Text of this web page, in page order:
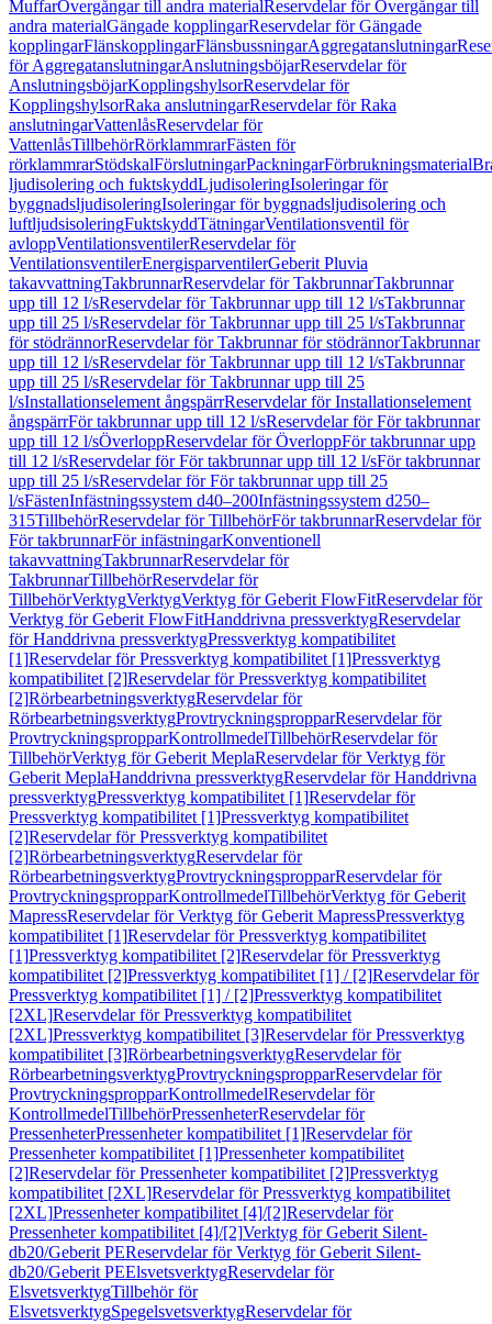
MuffarÖvergångar till andra materialReservdelar för Övergångar till
andra materialGängade kopplingarReservdelar för Gängade
kopplingarFlänskopplingarFlänsbussningarAggregatanslutningar
för AggregatanslutningarAnslutningsböjarReservdelar för
AnslutningsböjarKopplingshylsorReservdelar för
KopplingshylsorRaka anslutningarReservdelar för Raka
anslutningarVattenlåsReservdelar för
VattenlåsTillbehörRörklammrarFästen för
rörklammrarStödskalFörslutningarPackningarFörbrukningsmaterial
ljudisolering och fuktskyddLjudisoleringIsoleringar för
byggnadsljudisoleringIsoleringar för byggnadsljudisolering och
luftljudsisoleringFuktskyddTätningarVentilationsventil för
avloppVentilationsventilerReservdelar för
VentilationsventilerEnergisparventilerGeberit Pluvia
takavvattningTakbrunnarReservdelar för TakbrunnarTakbrunnar
upp till 12 l/sReservdelar för Takbrunnar upp till 12 l/sTakbrunnar
upp till 25 l/sReservdelar för Takbrunnar upp till 25 l/sTakbrunnar
för stödrännorReservdelar för Takbrunnar för stödrännorTakbrunnar
upp till 12 l/sReservdelar för Takbrunnar upp till 12 l/sTakbrunnar
upp till 25 l/sReservdelar för Takbrunnar upp till 25
l/sInstallationselement ångspärrReservdelar för Installationselement
ångspärrFör takbrunnar upp till 12 l/sReservdelar för För takbrunnar
upp till 12 l/sÖverloppReservdelar för ÖverloppFör takbrunnar upp
till 12 l/sReservdelar för För takbrunnar upp till 12 l/sFör takbrunnar
upp till 25 l/sReservdelar för För takbrunnar upp till 25
l/sFästenInfästningssystem d40–200Infästningssystem d250–
315TillbehörReservdelar för TillbehörFör takbrunnarReservdelar för
För takbrunnarFör infästningarKonventionell
takavvattningTakbrunnarReservdelar för
TakbrunnarTillbehörReservdelar för
TillbehörVerktygVerktygVerktyg för Geberit FlowFitReservdelar för
Verktyg för Geberit FlowFitHanddrivna pressverktygReservdelar
för Handdrivna pressverktygPressverktyg kompatibilitet
[1]Reservdelar för Pressverktyg kompatibilitet [1]Pressverktyg
kompatibilitet [2]Reservdelar för Pressverktyg kompatibilitet
[2]RörbearbetningsverktygReservdelar för
RörbearbetningsverktygProvtryckningspropparReservdelar för
ProvtryckningspropparKontrollmedelTillbehörReservdelar för
TillbehörVerktyg för Geberit MeplaReservdelar för Verktyg för
Geberit MeplaHanddrivna pressverktygReservdelar för Handdrivna
pressverktygPressverktyg kompatibilitet [1]Reservdelar för
Pressverktyg kompatibilitet [1]Pressverktyg kompatibilitet
[2]Reservdelar för Pressverktyg kompatibilitet
[2]RörbearbetningsverktygReservdelar för
RörbearbetningsverktygProvtryckningspropparReservdelar för
ProvtryckningspropparKontrollmedelTillbehörVerktyg för Geberit
MapressReservdelar för Verktyg för Geberit MapressPressverktyg
kompatibilitet [1]Reservdelar för Pressverktyg kompatibilitet
[1]Pressverktyg kompatibilitet [2]Reservdelar för Pressverktyg
kompatibilitet [2]Pressverktyg kompatibilitet [1] / [2]Reservdelar för
Pressverktyg kompatibilitet [1] / [2]Pressverktyg kompatibilitet
[2XL]Reservdelar för Pressverktyg kompatibilitet
[2XL]Pressverktyg kompatibilitet [3]Reservdelar för Pressverktyg
kompatibilitet [3]RörbearbetningsverktygReservdelar för
RörbearbetningsverktygProvtryckningspropparReservdelar för
ProvtryckningspropparKontrollmedelReservdelar för
KontrollmedelTillbehörPressenheterReservdelar för
PressenheterPressenheter kompatibilitet [1]Reservdelar för
Pressenheter kompatibilitet [1]Pressenheter kompatibilitet
[2]Reservdelar för Pressenheter kompatibilitet [2]Pressverktyg
kompatibilitet [2XL]Reservdelar för Pressverktyg kompatibilitet
[2XL]Pressenheter kompatibilitet [4]/[2]Reservdelar för
Pressenheter kompatibilitet [4]/[2]Verktyg för Geberit Silent-
db20/Geberit PEReservdelar för Verktyg för Geberit Silent-
db20/Geberit PEElsvetsverktygReservdelar för
ElsvetsverktygTillbehör för
ElsvetsverktygSpegelsvetsverktygReservdelar för